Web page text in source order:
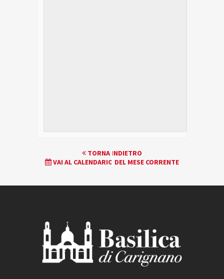
EVENTO
NAVIGATION
TORNA INDIETRO
VAI AL CALENDARIO DEL MESE CORRENTE